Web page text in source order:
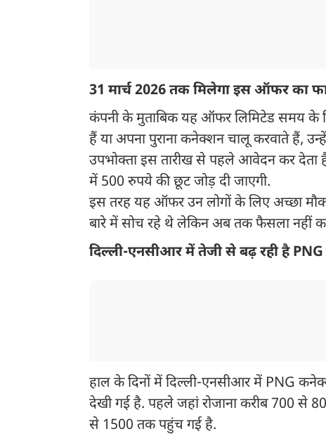
31 मार्च 2026 तक मिलेगा इस ऑफर का
कंपनी के मुताबिक यह ऑफर लिमिटेड समय के
हैं या अपना पुराना कनेक्शन चालू करवाते हैं,
उपभोक्ता इस तारीख से पहले आवेदन कर देता
में 500 रुपये की छूट जोड़ दी जाएगी.
इस तरह यह ऑफर उन लोगों के लिए अच्छा
बारे में सोच रहे थे लेकिन अब तक फैसला नहीं
दिल्ली-एनसीआर में तेजी से बढ़ रही है PNG
हाल के दिनों में दिल्ली-एनसीआर में PNG
देखी गई है. पहले जहां रोजाना करीब 700
से 1500 तक पहुंच गई है.